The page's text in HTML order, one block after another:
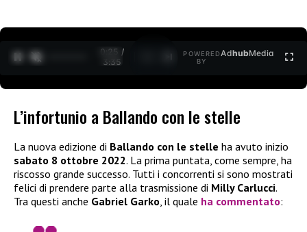
0:25 /
3:35
POWERED
BY
AdhubMedia
L’infortunio a Ballando con le stelle
La nuova edizione di Ballando con le stelle ha avuto inizio
sabato 8 ottobre 2022. La prima puntata, come sempre, ha
riscosso grande successo. Tutti i concorrenti si sono mostrati
felici di prendere parte alla trasmissione di Milly Carlucci.
Tra questi anche Gabriel Garko, il quale ha commentato: